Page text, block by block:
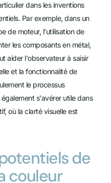
dans les inventions
Par exemple, dans un
de moteur, l'utilisation de
les composants en métal,
aider l'observateur à saisir
et la fonctionnalité de
le processus
s'avérer utile dans
où la clarté visuelle est
de
couleur